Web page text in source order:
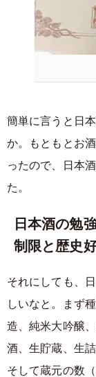
簡単に言うと日
か。もともとお
ったので、日本
た。
日本酒の勉
制限と歴史
それにしても、
しいなと。まず
造、純米大吟醸
酒、生貯蔵、生
そして蔵元の数